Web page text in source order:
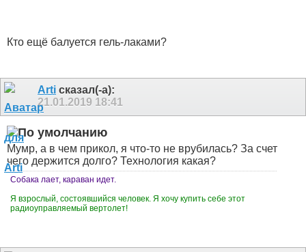
Кто ещё балуется гель-лаками?
Arti сказал(-а):
21.01.2019 18:41
Мумр, а в чем прикол, я что-то не врубилась? За счет
чего держится долго? Технология какая?
Собака лает, караван идет.
Я взрослый, состоявшийся человек. Я хочу купить себе этот
радиоуправляемый вертолет!